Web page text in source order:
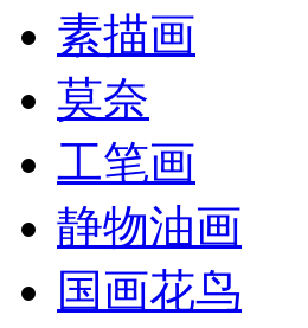
素描画
莫奈
工笔画
静物油画
国画花鸟